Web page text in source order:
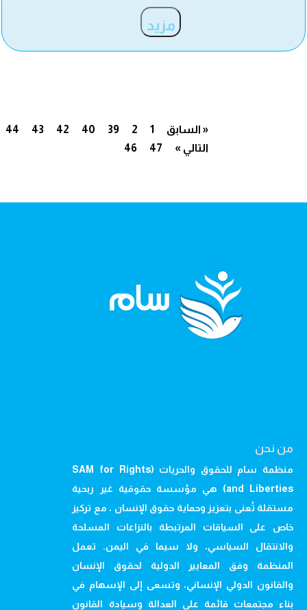
مزيد
« السابق 1
2
39
40
42
43
44
46
47 التالي »
من نحن
منظمة سام للحقوق والحريات (SAM for Rights
and Liberties) هي مؤسسة حقوقية غير ربحية
مستقلة تُعنى بتعزيز وحماية حقوق الإنسان ، مع تركيز
خاص على السياقات المرتبطة بالنزاعات المسلحة
والانتقال السياسي، ولا سيما في اليمن. تعمل
المنظمة وفق المعايير الدولية لحقوق الإنسان
والقانون الدولي الإنساني، وتسعى إلى الإسهام في
بناء مجتمعات قائمة على العدالة وسيادة القانون